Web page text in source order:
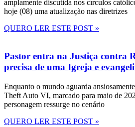
amplamente discutida nos círculos
hoje (08) uma atualização nas diretrizes
QUERO LER ESTE POST »
Pastor entra na Justiça contra
precisa de uma Igreja e
Enquanto o mundo aguarda
Theft Auto VI, marcado para maio de
personagem ressurge no cenário
QUERO LER ESTE POST »